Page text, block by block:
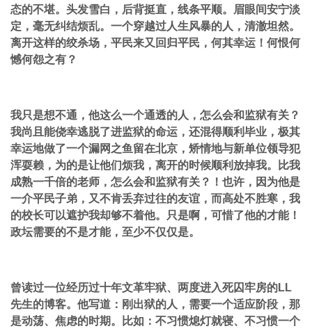
态的不堪。头发雪白，后背挺直，线条平顺。眉眼间安宁淡
定，毫无纠结烦乱。一个穿越过人生风暴的人，清澈坦然。
离开这样的绞杀场，平民来又回归平民，何其幸运！何恨何
憾何怨之有？
我只是想不通，他这么一个通透的人，怎么会和监狱有关？
我尚且能侥幸逃脱了进监狱的命运，还混得顺利毕业，极其
幸运地做了一个漏网之鱼留在北京，矫情地与新单位领导犯
浑耍赖，为的是让他们烦我，离开的时候顺利放掉我。比我
成熟一千倍的老师，怎么会和监狱有关？！也许，因为他是
一介平民子弟，又不肯丢弃过往的友谊，而高处不胜寒，我
的校长可以遮护我却够不着他。只是啊，可惜了他的才能！
政坛需要的不是才能，至少不仅仅是。
曾读过一位经历过十年文革牢狱、两度进入死囚牢房的LL
先生的博客。他写道：刚出狱的人，需要一个适应阶段，那
是动荡、焦虑的时期。比如：不习惯熄灯就寝、不习惯一个